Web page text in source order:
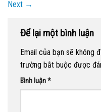
Next →
Để lại một bình luận
Email của bạn sẽ không
trường bắt buộc được
Bình luận*